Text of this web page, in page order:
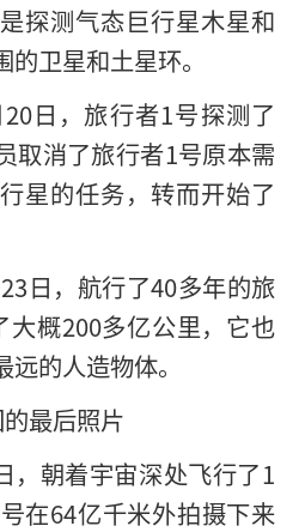
探测气态巨行星木星和
卫星和土星环。
日，旅行者1号探测了
取消了旅行者1号原本需
星的任务，转而开始了
日，航行了40多年的旅
概200多亿公里，它也
的人造物体。
最后照片
，朝着宇宙深处飞行了1
在64亿千米外拍摄下来